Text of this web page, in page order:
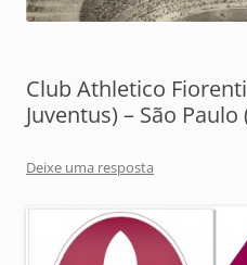
Club Athletico
Juventus) – São
Deixe uma resposta